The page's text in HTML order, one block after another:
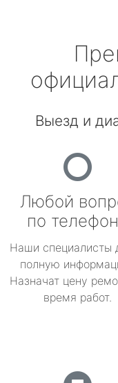
Выезд и
Любой
по
Наши специалисты
полную
Назначат цену
время работ.